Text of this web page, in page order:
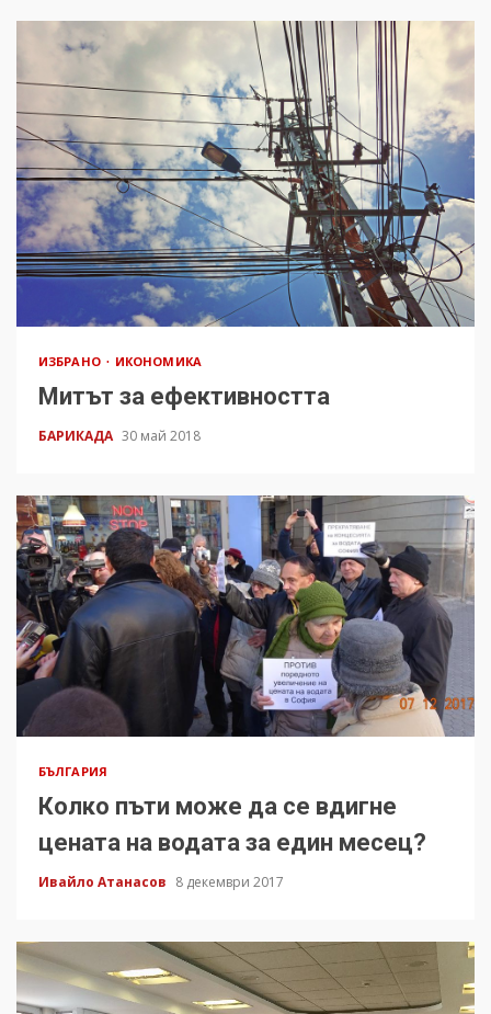
ИЗБРАНО ИКОНОМИКА
Митът за ефективността
БАРИКАДА 30 май 2018
БЪЛГАРИЯ
Колко пъти може да се вдигне
цената на водата за един месец?
Ивайло Атанасов 8 декември 2017